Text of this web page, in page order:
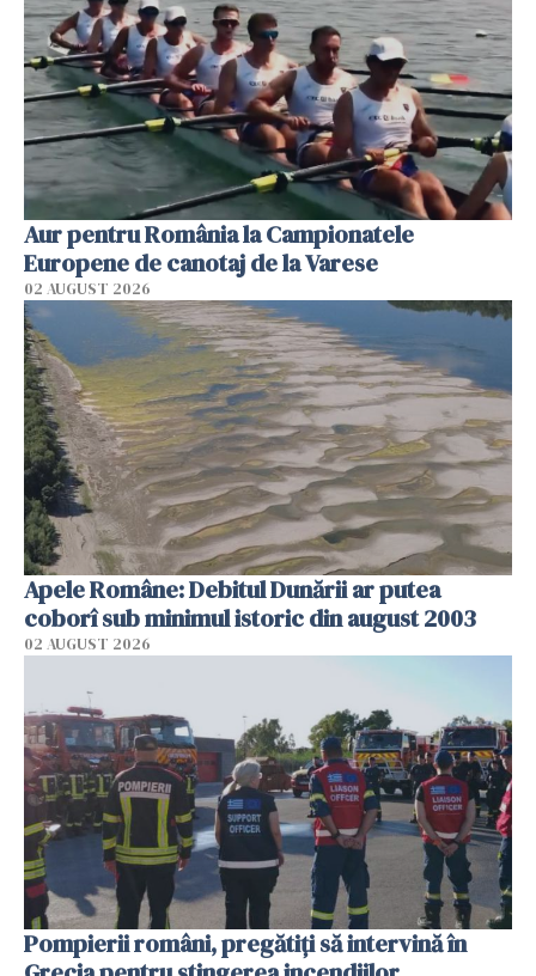
Aur pentru România la Campionatele
Europene de canotaj de la Varese
02 AUGUST 2026
Apele Române: Debitul Dunării ar putea
coborî sub minimul istoric din august 2003
02 AUGUST 2026
Pompierii români, pregătiţi să intervină în